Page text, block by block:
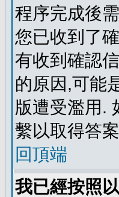
程序完成後
您已收到了
有收到確認
的原因,可能
版遭受濫用.
繫以取得答
回頂端
我已經按照